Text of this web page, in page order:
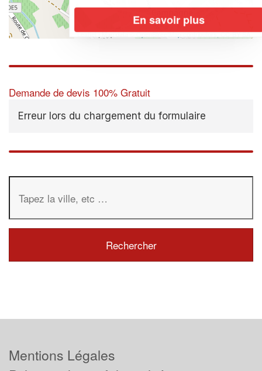
Leaflet| Map data ©OpenStreetMap contributors,CC-BY-SA
Demande de devis 100% Gratuit
Erreur lors du chargement du formulaire
En savoir plus
Mentions Légales